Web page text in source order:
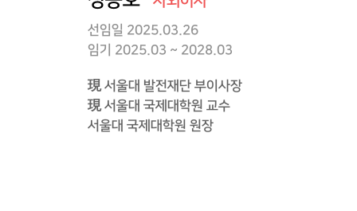
선임일 2025.03.26
임기 2025.03 ~ 2028.03
現 서울대 발전재단 부이사장
現 서울대 국제대학원 교수
서울대 국제대학원 원장